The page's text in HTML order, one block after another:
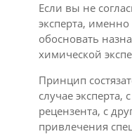
Если вы не
эксперта,
обосновать
химической
Принцип
случае
рецензента, с
привлечения